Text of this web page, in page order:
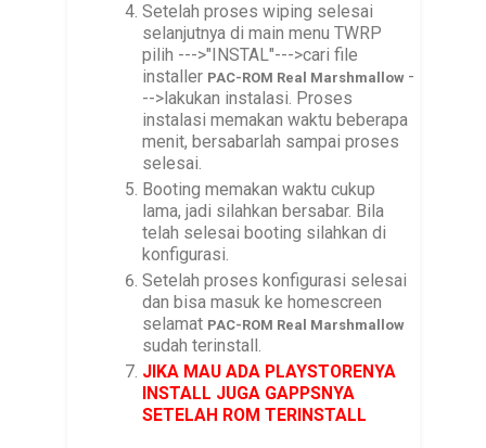
Setelah proses wiping selesai
selanjutnya di main menu TWRP
pilih --->"INSTAL"--->cari file
installer PAC-ROM Real Marshmallow -
-->lakukan instalasi. Proses
instalasi memakan waktu beberapa
menit, bersabarlah sampai proses
selesai.
Booting memakan waktu cukup
lama, jadi silahkan bersabar. Bila
telah selesai booting silahkan di
konfigurasi.
Setelah proses konfigurasi selesai
dan bisa masuk ke homescreen
selamat PAC-ROM Real Marshmallow
sudah terinstall.
JIKA MAU ADA PLAYSTORENYA
INSTALL JUGA GAPPSNYA
SETELAH ROM TERINSTALL